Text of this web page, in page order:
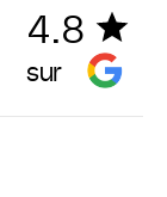
4.8
sur